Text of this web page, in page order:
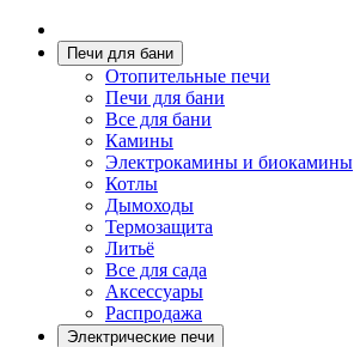
Печи для бани
Отопительные печи
Печи для бани
Все для бани
Камины
Электрокамины и биокамины
Котлы
Дымоходы
Термозащита
Литьё
Все для сада
Аксессуары
Распродажа
Электрические печи